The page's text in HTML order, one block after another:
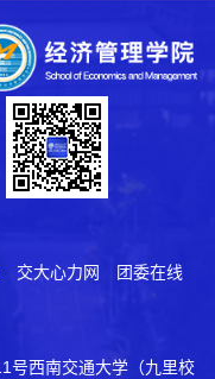
交大心力网
团委在线
号西南交通大学（九里校